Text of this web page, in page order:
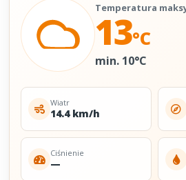
Temperatura
13°C
min. 10°C
Wiatr
14.4 km/h
Ciśnienie
—